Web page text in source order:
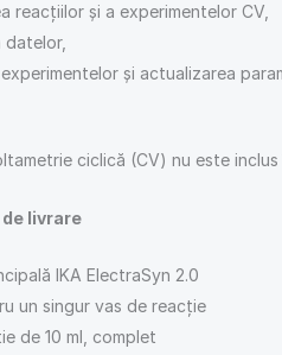
reacțiilor și a experimentelor CV,
datelor,
și actualizarea
ciclică (CV) nu este
livrare
IKA ElectraSyn 2.0
un singur vas de reacție
de 10 ml, complet